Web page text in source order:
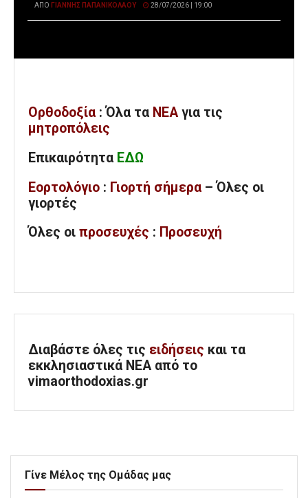
ΑΠΌ ΓΙΆΝΝΗΣ ΠΑΠΑΝΙΚΟΛΆΟΥ 28/07/2026 | 19:00
Ορθοδοξία : Όλα τα ΝΕΑ για τις
μητροπόλεις
Επικαιρότητα ΕΔΩ
Εορτολόγιο : Γιορτή σήμερα – Όλες οι
γιορτές
Όλες οι προσευχές : Προσευχή
Διαβάστε όλες τις ειδήσεις και τα
εκκλησιαστικά ΝΕΑ από το
vimaorthodoxias.gr
Γίνε Μέλος της Ομάδας μας